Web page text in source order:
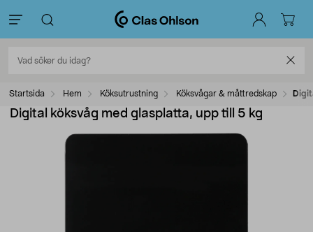
Startsida Hem Köksutrustning Köksvågar & måttredskap
Digital köksvåg med glasplatta, upp till 5 kg